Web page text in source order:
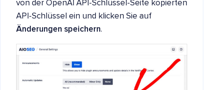
von der OpenAI API-Schlüssel-Seite kopierten
API-Schlüssel ein und klicken Sie auf
Änderungen speichern.